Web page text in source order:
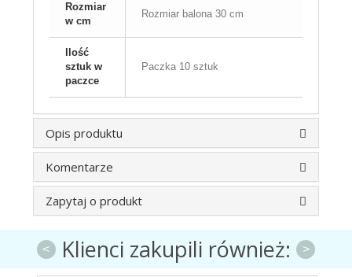
Rozmiar
w cm
Rozmiar balona 30 cm
Ilość
sztuk w
paczce
Paczka 10 sztuk
Opis produktu
Komentarze
Zapytaj o produkt
Klienci zakupili również:
< >